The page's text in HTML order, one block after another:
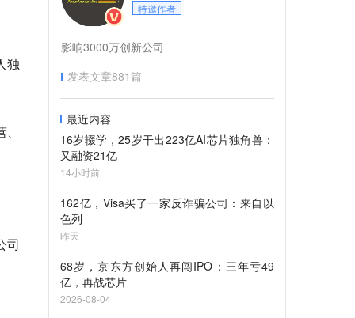
独
司
特邀作者
影响3000万创新公司
发表文章881篇
最近内容
16岁辍学，25岁干出223亿AI芯片独角兽：
又融资21亿
14小时前
162亿，Visa买了一家反诈骗公司：来自以
色列
昨天
68岁，京东方创始人再闯IPO：三年亏49
亿，再战芯片
2026-08-04